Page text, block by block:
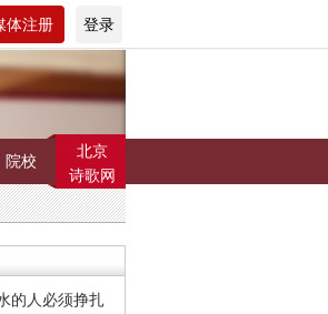
体注册 登录
院校
北京
诗歌网
的人必须挣扎